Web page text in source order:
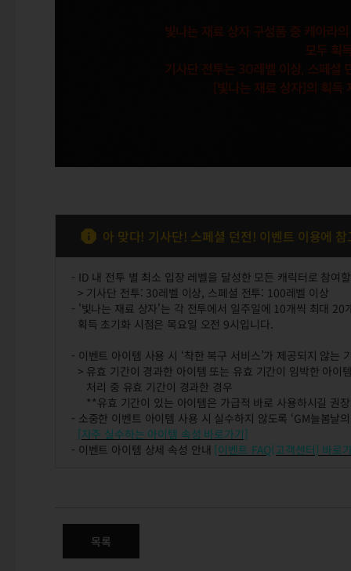
아 맞다! 기사단! 스페셜 던전! 이벤트 이용에
- ID 내 전투 별 최소 입장 레벨을 달성한 모든 캐릭터로 참여
> 기사단 전투: 30레벨 이상, 스페셜 전투: 100레벨 이상
- '빛나는 재료 상자'는 각 전투에서 일주일에 10개씩 최대 20
획득 초기화 시점은 목요일 오전 9시입니다.
- 이벤트 아이템 사용 시 ‘착한 복구 서비스’가 제공되지 않는
> 유효 기간이 경과한 아이템 또는 유효 기간이 임박한 아이
처리 중 유효 기간이 경과한 경우
**유효 기간이 있는 아이템은 가급적 바로 사용하시길 권
- 소중한 이벤트 아이템 사용 시 실수하지 않도록 ‘GM늘봄날
[자주 실수하는 아이템 속성 바로가기]
- 이벤트 아이템 상세 속성 안내 [이벤트 FAQ(고객센터) 바로
목록